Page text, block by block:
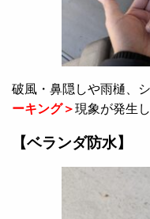
破風・鼻隠しや雨樋、
ーキング＞現象が発生
【ベランダ防水】